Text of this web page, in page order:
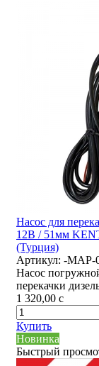
Насос для
12В / 51мм
(Турция)
Артикул: -MAP-
Насос
перекачки
1 320,00 c
Купить
Новинка
Быстрый